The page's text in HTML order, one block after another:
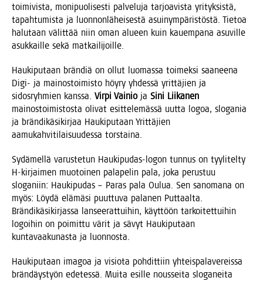
toi­mi­vis­ta, moni­puo­li­ses­ti pal­ve­lu­ja tar­joa­vis­ta yri­tyk­sis­tä,
tapah­tu­mis­ta ja luon­non­lä­hei­ses­tä asui­nym­pä­ris­tös­tä. Tie­toa
halu­taan välit­tää niin oman alu­een kuin kau­em­pa­na asu­vil­le
asuk­kail­le sekä matkailijoille.
Hau­ki­pu­taan brän­diä on ollut luo­mas­sa toi­mek­si saa­nee­na
Digi- ja mai­nos­toi­mis­to höy­ry yhdes­sä yrit­tä­jien ja
sidos­ryh­mien kans­sa. Vir­pi Vai­nioja Sini Lii­ka­nen
mai­nos­toi­mis­tos­ta oli­vat esit­te­le­mäs­sä uut­ta logoa, slo­ga­nia
ja brän­di­kä­si­kir­jaa Hau­ki­pu­taan Yrit­tä­jien
aamu­kah­vi­ti­lai­suu­des­sa torstaina.
Sydä­mel­lä varus­te­tun Hau­ki­pu­das-logon tun­nus on tyy­li­tel­ty
H‑kirjaimen muo­toi­nen pala­pe­lin pala, joka perus­tuu
slo­ga­niin: Hau­ki­pu­das – Paras pala Oulua. Sen sano­ma­na on
myös: Löy­dä elä­mä­si puut­tu­va pala­nen Put­taal­ta.
Brän­di­kä­si­kir­jas­sa lan­see­rat­tui­hin, käyt­töön tar­koi­tet­tui­hin
logoi­hin on poi­mit­tu värit ja sävyt Hau­ki­pu­taan
kun­ta­vaa­ku­nas­ta ja luonnosta.
Hau­ki­pu­taan ima­goa ja visio­ta poh­dit­tiin yhteis­pa­la­ve­reis­sa
brän­däys­työn ede­tes­sä. Mui­ta esil­le nous­sei­ta slo­ga­nei­ta